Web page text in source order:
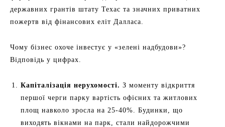
державних грантів штату Техас та значних приватних
пожертв від фінансових еліт Далласа.
Чому бізнес охоче інвестує у «зелені надбудови»?
Відповідь у цифрах.
Капіталізація нерухомості. З моменту відкриття
першої черги парку вартість офісних та житлових
площ навколо зросла на 25-40%. Будинки, що
виходять вікнами на парк, стали найдорожчими